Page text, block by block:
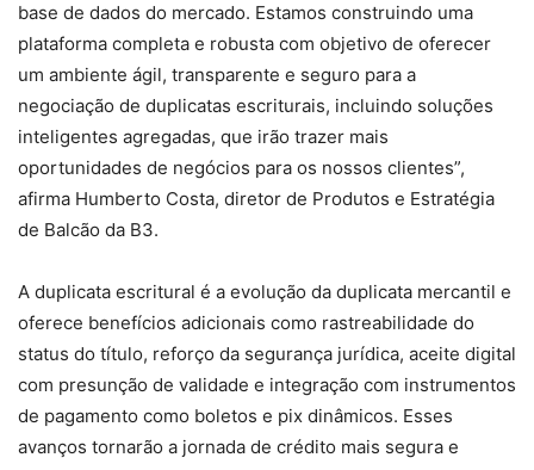
base de dados do mercado. Estamos construindo uma
plataforma completa e robusta com objetivo de oferecer
um ambiente ágil, transparente e seguro para a
negociação de duplicatas escriturais, incluindo soluções
inteligentes agregadas, que irão trazer mais
oportunidades de negócios para os nossos clientes”,
afirma Humberto Costa, diretor de Produtos e Estratégia
de Balcão da B3.
A duplicata escritural é a evolução da duplicata mercantil e
oferece benefícios adicionais como rastreabilidade do
status do título, reforço da segurança jurídica, aceite digital
com presunção de validade e integração com instrumentos
de pagamento como boletos e pix dinâmicos. Esses
avanços tornarão a jornada de crédito mais segura e